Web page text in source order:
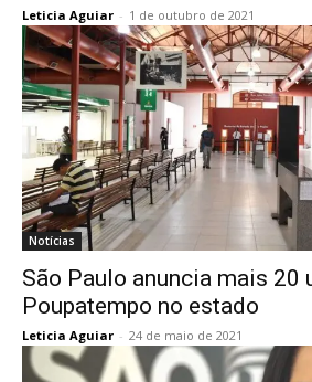
Leticia Aguiar - 1 de outubro de 2021
Notícias
São Paulo anuncia mais 20
Poupatempo no estado
Leticia Aguiar - 24 de maio de 2021